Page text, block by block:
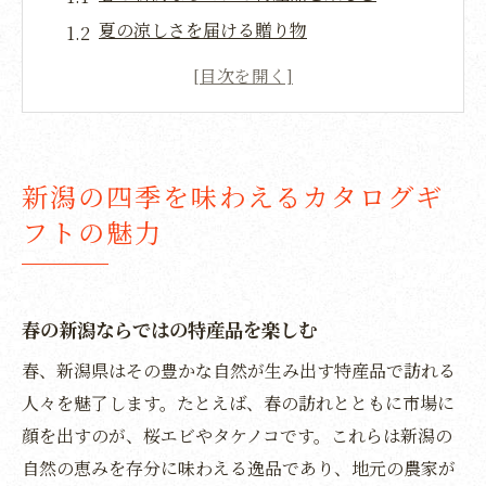
夏の涼しさを届ける贈り物
秋の収穫を祝うカタログギフト
カタログギフトで旅する新潟の豊かな伝統
伝統工芸品で感じる新潟の技
地域の伝統を受け継ぐ職人たち
新潟の文化を体感できるギフト
長年の技が光るアイテム
伝統と現代の融合を楽しむ
職人技が光る新潟のカタログギフトの秘密
新潟の四季を味わえるカタログギ
フトの魅力
春の新潟ならではの特産品を楽しむ
春、新潟県はその豊かな自然が生み出す特産品で訪れる
人々を魅了します。たとえば、春の訪れとともに市場に
顔を出すのが、桜エビやタケノコです。これらは新潟の
自然の恵みを存分に味わえる逸品であり、地元の農家が